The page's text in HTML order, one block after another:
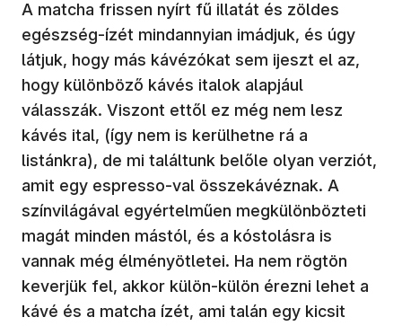
A matcha frissen nyírt fű illatát és zöldes
egészség-ízét mindannyian imádjuk, és úgy
látjuk, hogy más kávézókat sem ijeszt el az,
hogy különböző kávés italok alapjául
válasszák. Viszont ettől ez még nem lesz
kávés ital, (így nem is kerülhetne rá a
listánkra), de mi találtunk belőle olyan verziót,
amit egy espresso-val összekávéznak. A
színvilágával egyértelműen megkülönbözteti
magát minden mástól, és a kóstolásra is
vannak még élményötletei. Ha nem rögtön
keverjük fel, akkor külön-külön érezni lehet a
kávé és a matcha ízét, ami talán egy kicsit